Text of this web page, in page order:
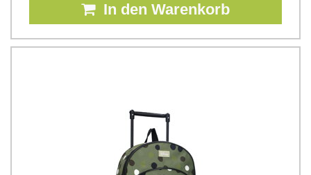
In den Warenkorb